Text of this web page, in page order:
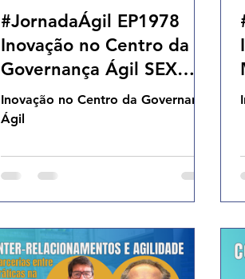
#JornadaÁgil EP1978
Inovação no Centro da
Governança Ágil SEX
10.07.26 07h31
Inovação no Centro da Governança
Ágil